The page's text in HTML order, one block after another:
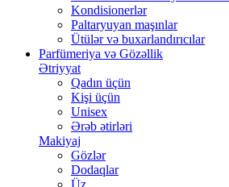
Kondisionerlər
Paltaryuyan maşınlar
Ütülər və buxarlandırıcılar
Parfümeriya və Gözəllik
Ətriyyat
Qadın üçün
Kişi üçün
Unisex
Ərəb ətirləri
Makiyaj
Gözlər
Dodaqlar
Üz